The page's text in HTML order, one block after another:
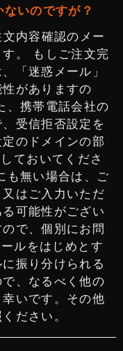
いのですが？
内容確認のメー
。 もしご注文完
「迷惑メール」
がありますの
、携帯電話会社の
受信拒否設定を
のドメインの部
ておいてくださ
も無い場合は、ご
はご入力いただ
可能性がござい
で、個別にお問
ルをはじめとす
振り分けられる
、なるべく他の
いです。その他
ださい。